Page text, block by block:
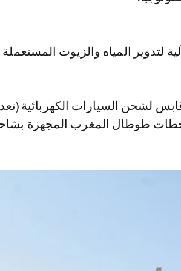
لتدوير المياه والزيوت
طوطال المغرب المجهزة بشاحن